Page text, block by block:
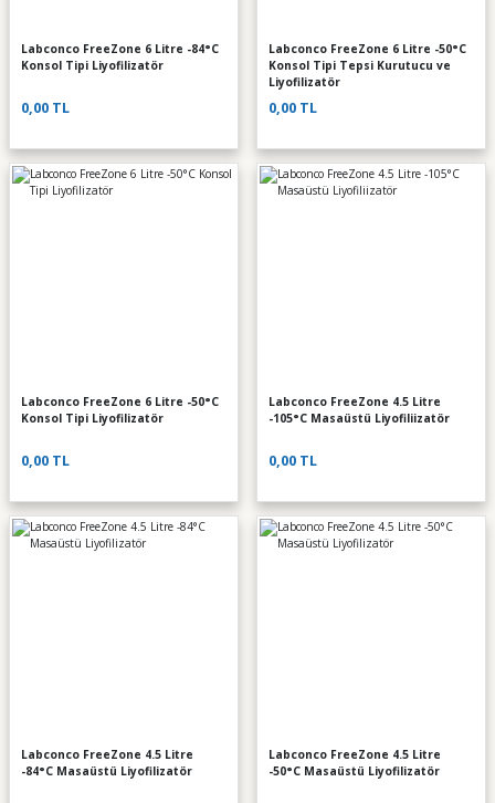
Labconco FreeZone 6 Litre -84°C
Konsol Tipi Liyofilizatör
0,00 TL
Labconco FreeZone 6 Litre -50°C
Konsol Tipi Tepsi Kurutucu ve
Liyofilizatör
0,00 TL
Labconco FreeZone 6 Litre -50°C
Konsol Tipi Liyofilizatör
0,00 TL
Labconco FreeZone 4.5 Litre
-105°C Masaüstü Liyofiliizatör
0,00 TL
Labconco FreeZone 4.5 Litre
-84°C Masaüstü Liyofilizatör
Labconco FreeZone 4.5 Litre
-50°C Masaüstü Liyofilizatör